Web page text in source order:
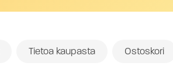
Tietoa kaupasta Ostoskori